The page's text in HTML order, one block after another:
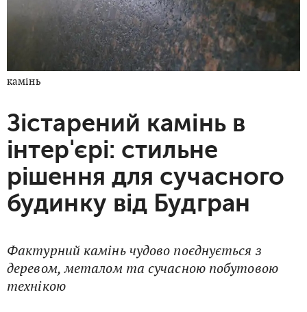
камінь
Зістарений камінь в
інтер'єрі: стильне
рішення для сучасного
будинку від Будгран
Фактурний камінь чудово поєднується з
деревом, металом та сучасною побутовою
технікою